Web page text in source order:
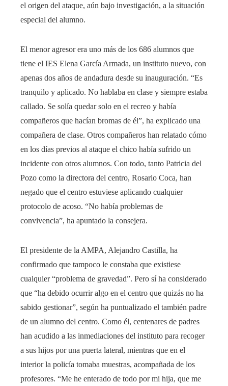
el origen del ataque, aún bajo investigación, a la situación
especial del alumno.
El menor agresor era uno más de los 686 alumnos que
tiene el IES Elena García Armada, un instituto nuevo, con
apenas dos años de andadura desde su inauguración. “Es
tranquilo y aplicado. No hablaba en clase y siempre estaba
callado. Se solía quedar solo en el recreo y había
compañeros que hacían bromas de él”, ha explicado una
compañera de clase. Otros compañeros han relatado cómo
en los días previos al ataque el chico había sufrido un
incidente con otros alumnos. Con todo, tanto Patricia del
Pozo como la directora del centro, Rosario Coca, han
negado que el centro estuviese aplicando cualquier
protocolo de acoso. “No había problemas de
convivencia”, ha apuntado la consejera.
El presidente de la AMPA, Alejandro Castilla, ha
confirmado que tampoco le constaba que existiese
cualquier “problema de gravedad”. Pero sí ha considerado
que “ha debido ocurrir algo en el centro que quizás no ha
sabido gestionar”, según ha puntualizado el también padre
de un alumno del centro. Como él, centenares de padres
han acudido a las inmediaciones del instituto para recoger
a sus hijos por una puerta lateral, mientras que en el
interior la policía tomaba muestras, acompañada de los
profesores. “Me he enterado de todo por mi hija, que me